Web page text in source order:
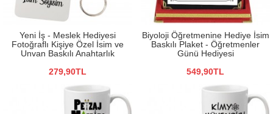
Yeni İş - Meslek Hediyesi
Fotoğraflı Kişiye Özel İsim ve
Unvan Baskılı Anahtarlık
279,90TL
Biyoloji Öğretmenine Hediye İsim
Baskılı Plaket - Öğretmenler
Günü Hediyesi
549,90TL